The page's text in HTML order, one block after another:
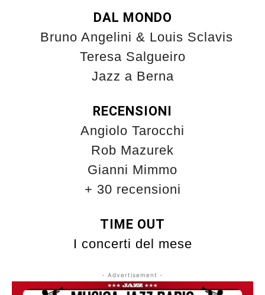
DAL MONDO
Bruno Angelini & Louis Sclavis
Teresa Salgueiro
Jazz a Berna
RECENSIONI
Angiolo Tarocchi
Rob Mazurek
Gianni Mimmo
+ 30 recensioni
TIME OUT
I concerti del mese
- Advertisement -